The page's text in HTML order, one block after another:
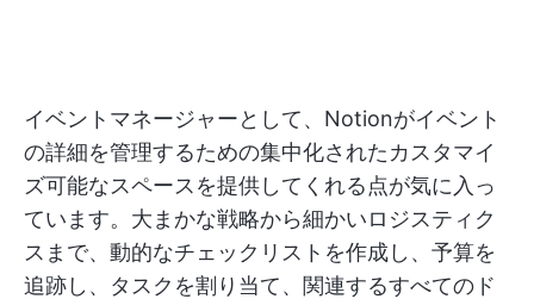
イベントマネージャーとして、Notionがイベント
の詳細を管理するための集中化されたカスタマイ
ズ可能なスペースを提供してくれる点が気に入っ
ています。大まかな戦略から細かいロジスティク
スまで、動的なチェックリストを作成し、予算を
追跡し、タスクを割り当て、関連するすべてのド